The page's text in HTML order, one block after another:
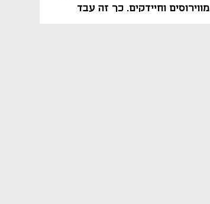
מווירוסים וחיידקים. כך זה עבד